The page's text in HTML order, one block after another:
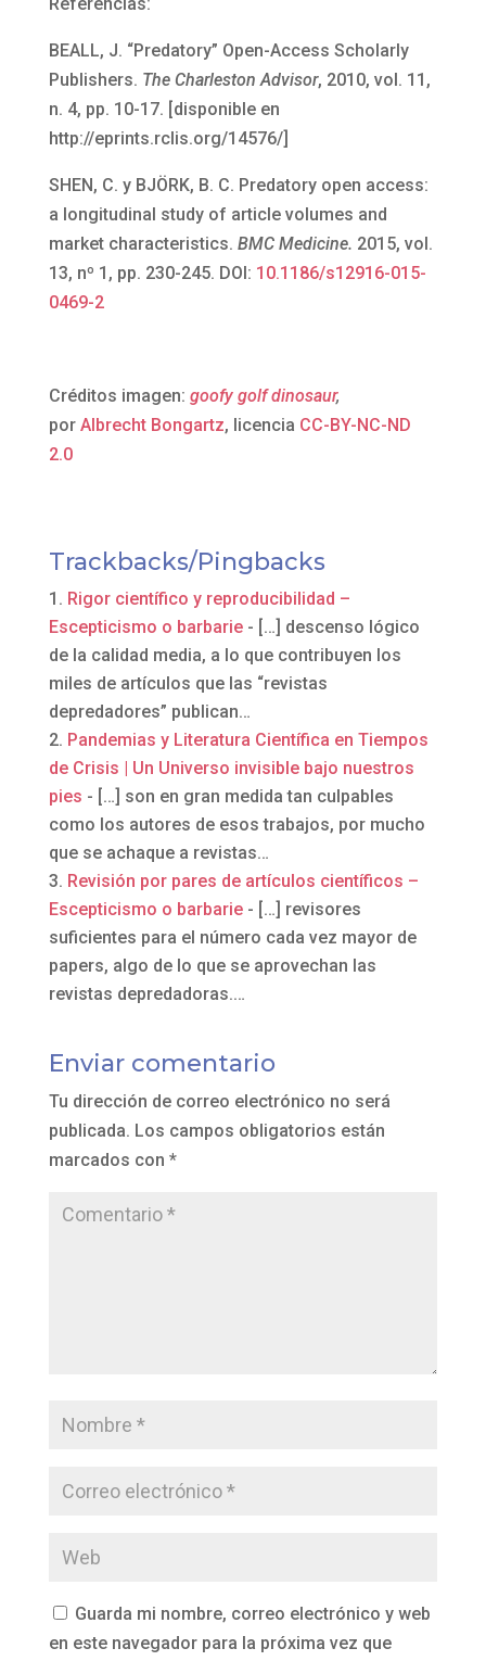
BEALL, J. “Predatory” Open-Access Scholarly
Publishers. The Charleston Advisor, 2010, vol. 11,
n. 4, pp. 10-17. [disponible en
http://eprints.rclis.org/14576/]
SHEN, C. y BJÖRK, B. C. Predatory open access:
a longitudinal study of article volumes and
market characteristics. BMC Medicine. 2015, vol.
13, nº 1, pp. 230-245. DOI: 10.1186/s12916-015-
0469-2
Créditos imagen: goofy golf dinosaur,
por Albrecht Bongartz, licencia CC-BY-NC-ND
2.0
Trackbacks/Pingbacks
Rigor científico y reproducibilidad –
Escepticismo o barbarie- […] descenso lógico
de la calidad media, a lo que contribuyen los
miles de artículos que las “revistas
depredadores” publican…
Pandemias y Literatura Científica en Tiempos
de Crisis | Un Universo invisible bajo nuestros
pies - […] son en gran medida tan culpables
como los autores de esos trabajos, por mucho
que se achaque a revistas…
Revisión por pares de artículos científicos –
Escepticismo o barbarie- […] revisores
suficientes para el número cada vez mayor de
papers, algo de lo que se aprovechan las
revistas depredadoras.…
Enviar comentario
Tu dirección de correo electrónico no será
publicada. Los campos obligatorios están
marcados con *
Guarda mi nombre, correo electrónico y web
en este navegador para la próxima vez que